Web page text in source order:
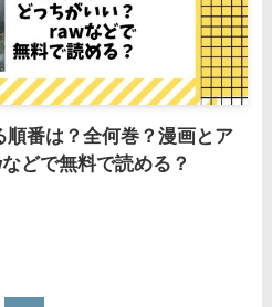
番は？全何巻？漫画とア
どで無料で読める？